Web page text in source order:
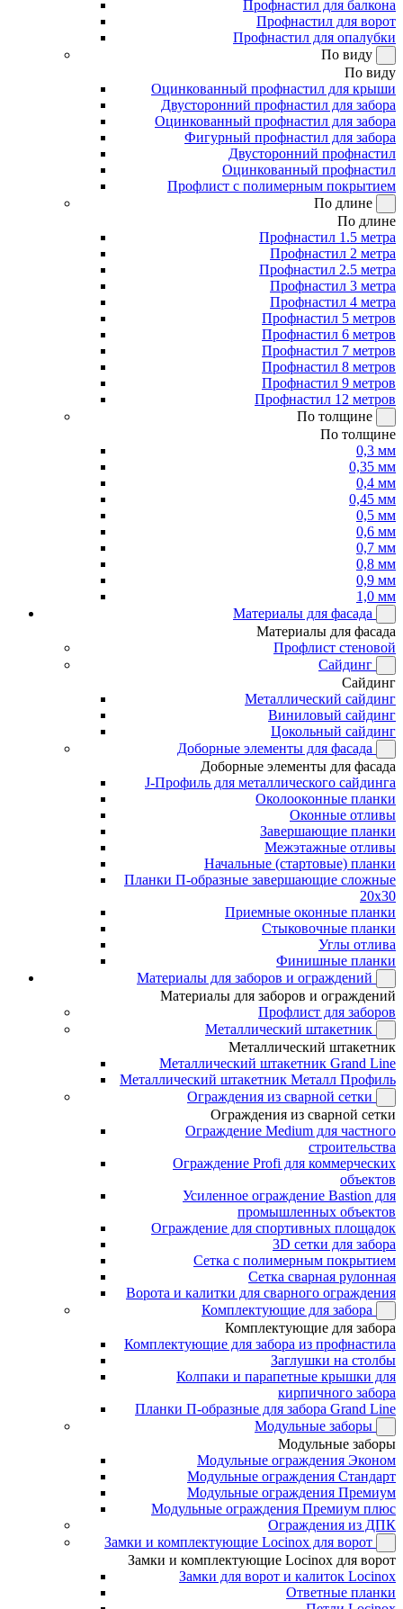
Профнастил для балкона
Профнастил для ворот
Профнастил для опалубки
По виду
По виду
Оцинкованный профнастил для крыши
Двусторонний профнастил для забора
Оцинкованный профнастил для забора
Фигурный профнастил для забора
Двусторонний профнастил
Оцинкованный профнастил
Профлист с полимерным покрытием
По длине
По длине
Профнастил 1.5 метра
Профнастил 2 метра
Профнастил 2.5 метра
Профнастил 3 метра
Профнастил 4 метра
Профнастил 5 метров
Профнастил 6 метров
Профнастил 7 метров
Профнастил 8 метров
Профнастил 9 метров
Профнастил 12 метров
По толщине
По толщине
0,3 мм
0,35 мм
0,4 мм
0,45 мм
0,5 мм
0,6 мм
0,7 мм
0,8 мм
0,9 мм
1,0 мм
Материалы для фасада
Материалы для фасада
Профлист стеновой
Сайдинг
Сайдинг
Металлический сайдинг
Виниловый сайдинг
Цокольный сайдинг
Доборные элементы для фасада
Доборные элементы для фасада
J-Профиль для металлического сайдинга
Околооконные планки
Оконные отливы
Завершающие планки
Межэтажные отливы
Начальные (стартовые) планки
Планки П-образные завершающие сложные
20x30
Приемные оконные планки
Стыковочные планки
Углы отлива
Финишные планки
Материалы для заборов и ограждений
Материалы для заборов и ограждений
Профлист для заборов
Металлический штакетник
Металлический штакетник
Металлический штакетник Grand Line
Металлический штакетник Металл Профиль
Ограждения из сварной сетки
Ограждения из сварной сетки
Ограждение Medium для частного
строительства
Ограждение Profi для коммерческих
объектов
Усиленное ограждение Bastion для
промышленных объектов
Ограждение для спортивных площадок
3D сетки для забора
Сетка с полимерным покрытием
Сетка сварная рулонная
Ворота и калитки для сварного ограждения
Комплектующие для забора
Комплектующие для забора
Комплектующие для забора из профнастила
Заглушки на столбы
Колпаки и парапетные крышки для
кирпичного забора
Планки П-образные для забора Grand Line
Модульные заборы
Модульные заборы
Модульные ограждения Эконом
Модульные ограждения Стандарт
Модульные ограждения Премиум
Модульные ограждения Премиум плюс
Ограждения из ДПК
Замки и комплектующие Locinox для ворот
Замки и комплектующие Locinox для ворот
Замки для ворот и калиток Locinox
Ответные планки